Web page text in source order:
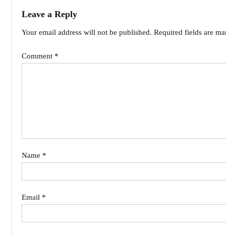
Leave a Reply
Your email address will not be published. Required fields are
Comment *
Name *
Email *